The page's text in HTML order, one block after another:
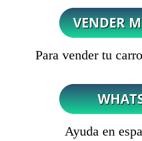
Para vender tu
Ayuda en